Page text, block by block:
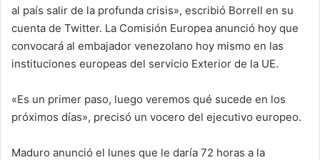
al país salir de la profunda crisis», escribió Borrell en su
cuenta de Twitter. La Comisión Europea anunció hoy que
convocará al embajador venezolano hoy mismo en las
instituciones europeas del servicio Exterior de la UE.
«Es un primer paso, luego veremos qué sucede en los
próximos días», precisó un vocero del ejecutivo europeo.
Maduro anunció el lunes que le daría 72 horas a la